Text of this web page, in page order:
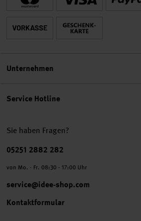
Service Hotline
Sie haben Fragen?
Telefonnummer
05251 2882 282
von Mo. - Fr. 08:30 - 17:00 Uhr
service@idee-shop.com
Kontaktformular
Unternehmen